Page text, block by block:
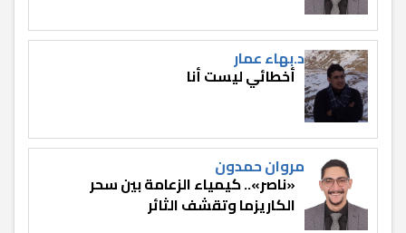
د.بهاء عمار
أخطائي ليست أنا
مروان حمدون
«ناصر».. كيمياء الزعامة بين سحر
الكاريزما وتقشف الثائر